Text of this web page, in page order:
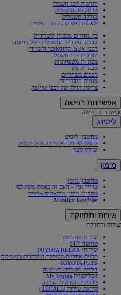
יתרונות רכב חשמלי
טכנולוגיה חשמלית
סוללה חשמלית
שאלות נפוצות על רכב חשמלי
כך בוחרים מכונית היברידית
סדרת הרכבים החשמליים של טויוטה
רכבי SUV וקרוסאובר היברידי
יתרונות רכב חשמלי
מכוניות משפחתיות
מכוניות מיני
רכבים מסחריים
מוניות היברידיות
צריכת הדלק של רכבי טויוטה
אפשרויות רכישה
אפשרויות רכישה
ליסינג
מחשבון ליסינג
ליסינג תפעולי פרטי לעסקים קטנים
יצירת קשר
מימון
מחשבון מימון
טרייד אין – האם זה באמת משתלם?
מסלולי מימון מותאמים אישית
Mobility EesyWay
שירות ותחזוקה
שירות ותחזוקה
שירות ואחריות
טויוטה 24/7
שירותי TOYOTA RELAX
תכנית אחריות לסוללה היברידית וחשמלית
TOYOTA PETS
חלפים מקוריים לטויוטה
אפליקציית My Toyota
מדריכים וסרטוני הדרכה
קריאת שירות (RECALL)